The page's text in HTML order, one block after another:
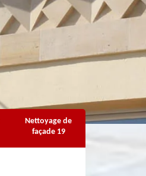
Nettoyage de
façade 19